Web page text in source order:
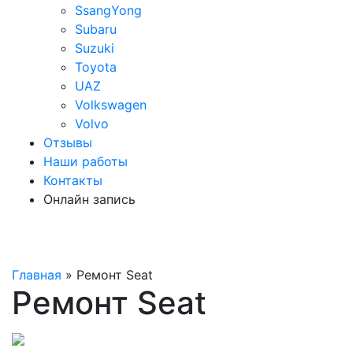
SsangYong
Subaru
Suzuki
Toyota
UAZ
Volkswagen
Volvo
Отзывы
Наши работы
Контакты
Онлайн запись
Главная » Ремонт Seat
Ремонт Seat